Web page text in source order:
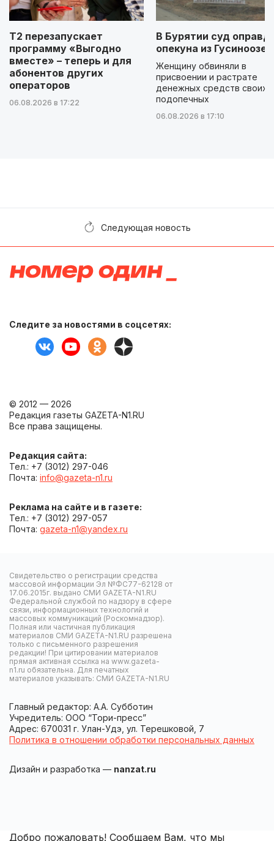
Т2 перезапускает
программу «Выгодно
вместе» – теперь и для
абонентов других
операторов
06.08.2026 в 17:22
В Бурятии суд
опекуна из
Женщину обвиняли в
присвоении и растрате
денежных средств своих
подопечных
06.08.2026 в 17:10
Следующая новость
Следите за новостями в соцсетях:
© 2012 — 2026
Редакция газеты GAZETA-N1.RU
Все права защищены.
Редакция сайта:
Тел.: +7 (3012) 297-046
Почта: info@gazeta-n1.ru
Реклама на сайте и в газете:
Тел.: +7 (3012) 297-057
Почта: gazeta-n1@yandex.ru
Свидетельство о регистрации средства
массовой информации Эл №ФС77-62128 от
17.06.2015г. выдано СМИ GAZETA-N1.RU
Федеральной службой по надзору в сфере
связи, информационных технологий и
массовых коммуникаций (Роскомнадзор).
Полная или частичная публикация
материалов СМИ GAZETA-N1.RU разрешена
только с письменного разрешения
редакции! При цитировании материалов
прямая активная ссылка на www.gazeta-
n1.ru обязательна. Для печатных
материалов указывать: СМИ GAZETA-N1.RU
Главный редактор: А.А. Субботин
Учредитель: ООО “Тори-пресс”
Адрес: 670031 г. Улан-Удэ, ул. Терешковой, 7
Политика в отношении обработки персональных данных
Дизайн и разработка — nanzat.ru
Добро пожаловать! Сообщаем Вам, что мы